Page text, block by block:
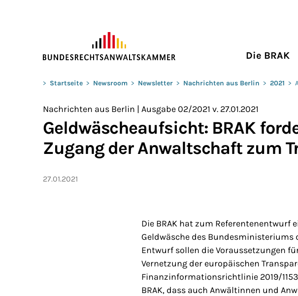
Die BRAK
Sie befinden sich hier:
> Startseite > Newsroom > Newsletter > Nachrichten aus Berlin > 2021 >
Nachrichten aus Berlin | Ausgabe 02/2021 v. 27.01.2021
Geldwäscheaufsicht: BRAK
Zugang der Anwaltschaft zum
27.01.2021
Die BRAK hat zum
Geldwäsche des
Entwurf sollen die Voraussetzungen
Vernetzung der europäischen
Finanzinformationsrichtlinie 2019/
BRAK, dass auch Anwältinnen und